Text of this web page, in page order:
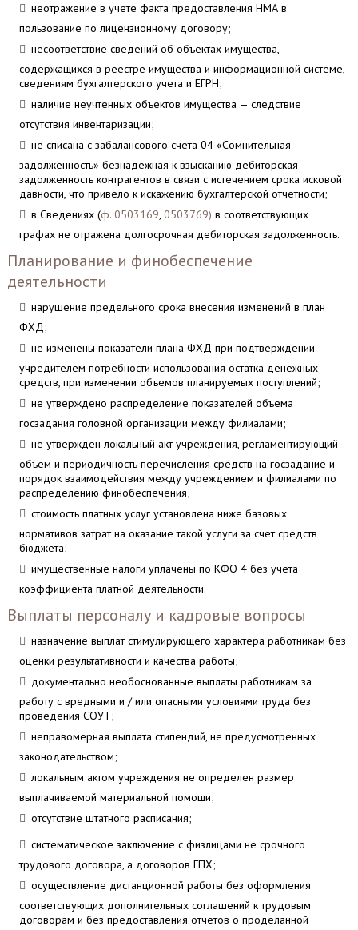
неотражение в учете факта предоставления НМА в
пользование по лицензионному договору;
несоответствие сведений об объектах имущества,
содержащихся в реестре имущества и информационной системе,
сведениям бухгалтерского учета и ЕГРН;
наличие неучтенных объектов имущества — следствие
отсутствия инвентаризации;
не списана с забалансового счета 04 «Сомнительная
задолженность» безнадежная к взысканию дебиторская
задолженность контрагентов в связи с истечением срока исковой
давности, что привело к искажению бухгалтерской отчетности;
в Сведениях (ф. 0503169, 0503769) в соответствующих
графах не отражена долгосрочная дебиторская задолженность.
Планирование и финобеспечение
деятельности
нарушение предельного срока внесения изменений в план
ФХД;
не изменены показатели плана ФХД при подтверждении
учредителем потребности использования остатка денежных
средств, при изменении объемов планируемых поступлений;
не утверждено распределение показателей объема
госзадания головной организации между филиалами;
не утвержден локальный акт учреждения, регламентирующий
объем и периодичность перечисления средств на госзадание и
порядок взаимодействия между учреждением и филиалами по
распределению финобеспечения;
стоимость платных услуг установлена ниже базовых
нормативов затрат на оказание такой услуги за счет средств
бюджета;
имущественные налоги уплачены по КФО 4 без учета
коэффициента платной деятельности.
Выплаты персоналу и кадровые вопросы
назначение выплат стимулирующего характера работникам без
оценки результативности и качества работы;
документально необоснованные выплаты работникам за
работу с вредными и / или опасными условиями труда без
проведения СОУТ;
неправомерная выплата стипендий, не предусмотренных
законодательством;
локальным актом учреждения не определен размер
выплачиваемой материальной помощи;
отсутствие штатного расписания;
систематическое заключение с физлицами не срочного
трудового договора, а договоров ГПХ;
осуществление дистанционной работы без оформления
соответствующих дополнительных соглашений к трудовым
договорам и без предоставления отчетов о проделанной